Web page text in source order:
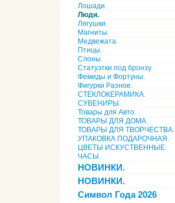
Лошади.
Люди.
Лягушки.
Магниты.
Медвежата.
Птицы.
Слоны.
Статуэтки под бронзу.
Фемиды и Фортуны.
Фигурки Разное.
СТЕКЛОКЕРАМИКА.
СУВЕНИРЫ.
Товары для Авто.
ТОВАРЫ ДЛЯ ДОМА.
ТОВАРЫ ДЛЯ ТВОРЧЕСТВА.
УПАКОВКА ПОДАРОЧНАЯ.
ЦВЕТЫ ИСКУСТВЕННЫЕ.
ЧАСЫ.
НОВИНКИ.
НОВИНКИ.
Символ Года 2026